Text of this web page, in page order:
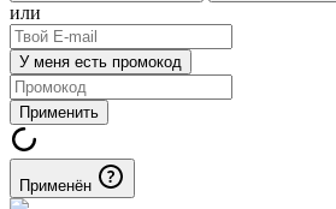
или
У меня есть промокод
Применить
Применён